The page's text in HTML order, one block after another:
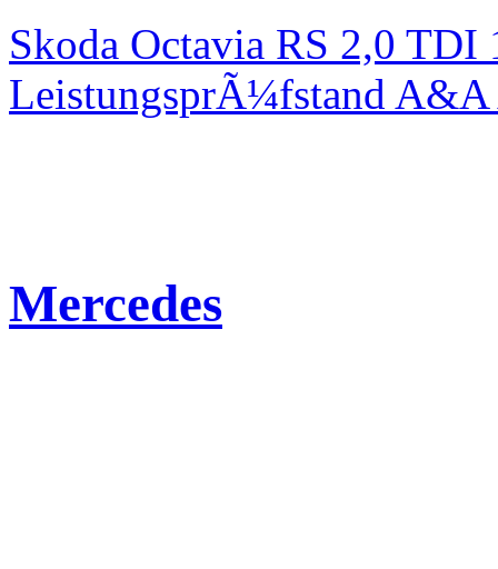
Skoda Octavia RS 2,0
LeistungsprÃ¼fstand
Mercedes